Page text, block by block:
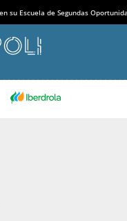
su Escuela de Segundas